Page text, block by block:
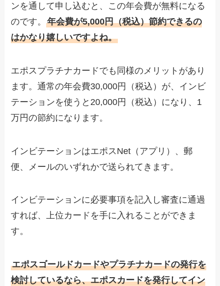
ンを通して申し込むと、この年会費が無料になる
のです。年会費が5,000円（税込）節約できるの
はかなり嬉しいですよね。
エポスプラチナカードでも同様のメリットがあり
ます。通常の年会費30,000円（税込）が、インビ
テーションを使うと20,000円（税込）になり、1
万円の節約になります。
インビテーションはエポスNet（アプリ）、郵
便、メールのいずれかで送られてきます。
インビテーションに必要事項を記入し審査に通過
すれば、上位カードを手に入れることができま
す。
エポスゴールドカードやプラチナカードの発行を
検討しているなら、エポスカードを発行してイン